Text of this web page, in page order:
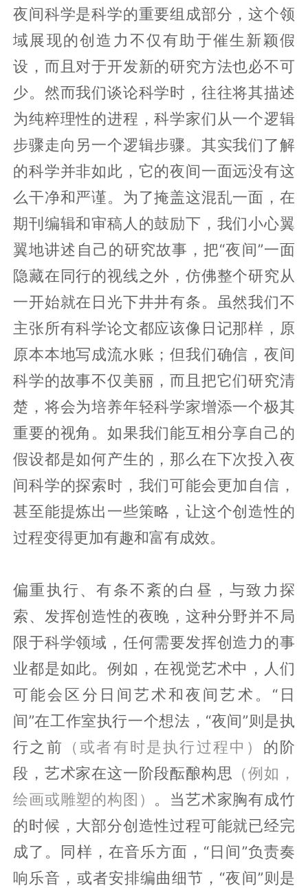
夜间科学是科学的重要组成部分，这个领
域展现的创造力不仅有助于催生新颖假
设，而且对于开发新的研究方法也必不可
少。然而我们谈论科学时，往往将其描述
为纯粹理性的进程，科学家们从一个逻辑
步骤走向另一个逻辑步骤。其实我们了解
的科学并非如此，它的夜间一面远没有这
么干净和严谨。为了掩盖这混乱一面，在
期刊编辑和审稿人的鼓励下，我们小心翼
翼地讲述自己的研究故事，把“夜间”一面
隐藏在同行的视线之外，仿佛整个研究从
一开始就在日光下井井有条。虽然我们不
主张所有科学论文都应该像日记那样，原
原本本地写成流水账；但我们确信，夜间
科学的故事不仅美丽，而且把它们研究清
楚，将会为培养年轻科学家增添一个极其
重要的视角。如果我们能互相分享自己的
假设都是如何产生的，那么在下次投入夜
间科学的探索时，我们可能会更加自信，
甚至能提炼出一些策略，让这个创造性的
过程变得更加有趣和富有成效。
偏重执行、有条不紊的白昼，与致力探
索、发挥创造性的夜晚，这种分野并不局
限于科学领域，任何需要发挥创造力的事
业都是如此。例如，在视觉艺术中，人们
可能会区分日间艺术和夜间艺术。“日
间”在工作室执行一个想法，“夜间”则是执
行之前
（或者有时是执行过程中） 的阶
段，艺术家在这一阶段酝酿构思 （例如，
绘画或雕塑的构图） 。当艺术家胸有成竹
的时候，大部分创造性过程可能就已经完
成了。同样，在音乐方面，“日间”负责奏
响乐音，或者安排编曲细节，“夜间”则是